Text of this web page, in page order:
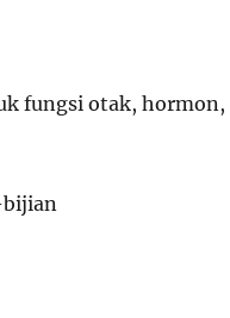
fungsi otak, hormon,
bijian